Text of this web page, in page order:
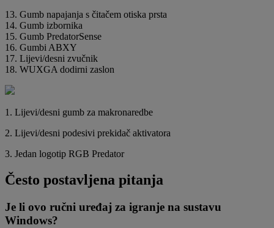
13. Gumb napajanja s čitačem otiska prsta
14. Gumb izbornika
15. Gumb PredatorSense
16. Gumbi ABXY
17. Lijevi/desni zvučnik
18. WUXGA dodirni zaslon
1. Lijevi/desni gumb za makronaredbe
2. Lijevi/desni podesivi prekidač aktivatora
3. Jedan logotip RGB Predator
Često postavljena pitanja
Je li ovo ručni uređaj za igranje na sustavu
Windows?